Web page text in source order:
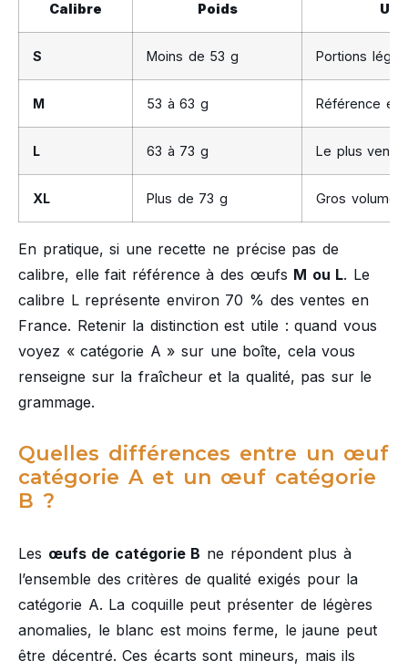
Calibre Poids
S Moins de 53 g Portions
M 53 à 63 g Référence en
L 63 à 73 g Le plus
XL Plus de 73 g Gros volumes
En pratique, si une recette ne précise pas de
calibre, elle fait référence à des œufs M ou L. Le
calibre L représente environ 70 % des ventes en
France. Retenir la distinction est utile : quand vous
voyez « catégorie A » sur une boîte, cela vous
renseigne sur la fraîcheur et la qualité, pas sur le
grammage.
Quelles différences entre un œuf
catégorie A et un œuf catégorie
B ?
Les œufs de catégorie B ne répondent plus à
l’ensemble des critères de qualité exigés pour la
catégorie A. La coquille peut présenter de légères
anomalies, le blanc est moins ferme, le jaune peut
être décentré. Ces écarts sont mineurs, mais ils